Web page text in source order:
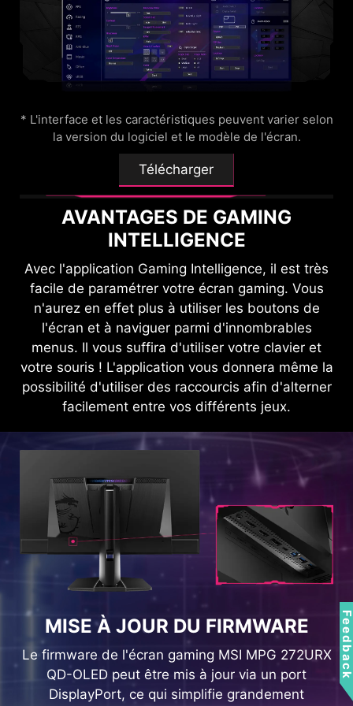
* L'interface et les caractéristiques peuvent varier selon
la version du logiciel et le modèle de l'écran.
Télécharger
AVANTAGES DE GAMING
INTELLIGENCE
Avec l'application Gaming Intelligence, il est très
facile de paramétrer votre écran gaming. Vous
n'aurez en effet plus à utiliser les boutons de
l'écran et à naviguer parmi d'innombrables
menus. Il vous suffira d'utiliser votre clavier et
votre souris ! L'application vous donnera même la
possibilité d'utiliser des raccourcis afin d'alterner
facilement entre vos différents jeux.
totale allant jusqu'à 48 Gb/s et supporte le taux
de rafraîchissement variable (VRR) et le mode
automatique à faible latence (ALLM) pour
assurer une expérience gaming en 120 Hz
maximum plus fluide et sans latence. Aussi, cet
Electronics Control). Une fois que le protocole
HDMI™ CEC intégré est connecté à une manette,
celle-ci pourra être utilisée pour sortir l'écran de
veille. Vous pourrez créer différents modes pour
différents périphériques afin qu'ils soient
automatiquement reconnus et que vous n'ayez
pas à refaire de réglages.
HDMI™ 2.1 48 Gb/s
HDMI™ 2.0 18 Gb/s
HDMI™ 1.2 10.2 Gb/s
MODULE KVM
Contrôlez et transférez vos fichiers
entre plusieurs appareils connectés
à l'aide d'une seule souris, d'un
seul clavier et de votre écran
gaming MSI.
choisir entre des images de 24,5 pouces.
Choisissez la taille qui vous convient et optimisez
votre expérience de jeu.
MISE À JOUR DU FIRMWARE
Le firmware de l'écran gaming MSI MPG 272URX
QD-OLED peut être mis à jour via un port
DisplayPort, ce qui simplifie grandement